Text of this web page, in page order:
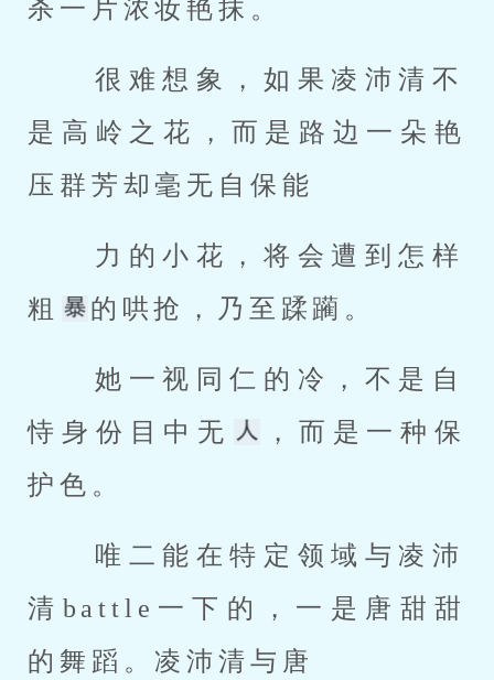
杀一片浓妆艳抹。
是高岭之花，而是路边一朵艳
压群芳却毫无自保能
粗
的哄抢，乃至蹂躏。
恃身份目中无
，而是一种保
护色。
清battle一下的，一是唐甜甜
的舞蹈。凌沛清与唐